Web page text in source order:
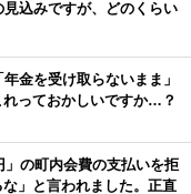
込みですが、どのくらい
金を受け取らないまま」
っておかしいですか…？
」の町内会費の支払いを拒
」と言われました。正直